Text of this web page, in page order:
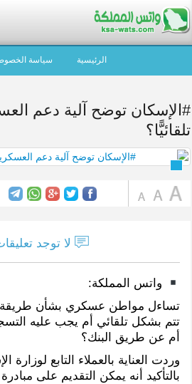
الرئيسية سياسة
#الإسكان توضح آلية دعم
تلقائيًّا؟
لا توجد
واتس المملكة:
تساءل مواطن عسكري بشأن طريقة
تتم بشكل تلقائي أم يجب عليه
أم عن طريق البنك؟
وردت العناية بالعملاء التابع لوزارة
بالتأكيد أنه يمكن التقديم على